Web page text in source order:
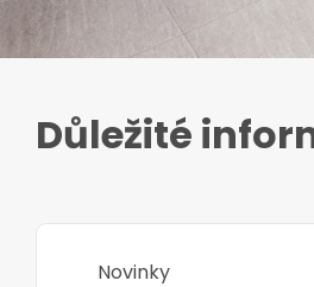
Důležité
Novinky